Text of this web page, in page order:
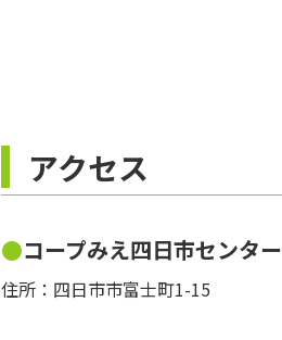
アクセス
コープみえ四日市センター
住所：四日市市富士町1-15